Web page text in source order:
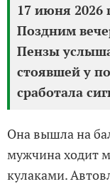
17 июня 2026
Поздним
Пензы
стоявшей у
сработала
Она вышла на
мужчина ходит
кулаками.